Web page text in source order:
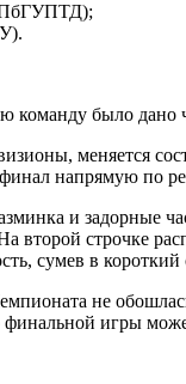
команду было
меняется
напрямую по
и задорные
второй строчке
сумев в
не
финальной игры